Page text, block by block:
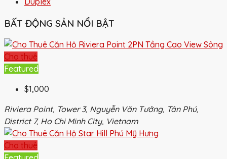
BẤT ĐỘNG SẢN NỔI BẬT
Cho thuê
Featured
$1,000
Riviera Point, Tower 3, Nguyễn Văn Tưởng, Tân Phú,
District 7, Ho Chi Minh City, Vietnam
Cho thuê